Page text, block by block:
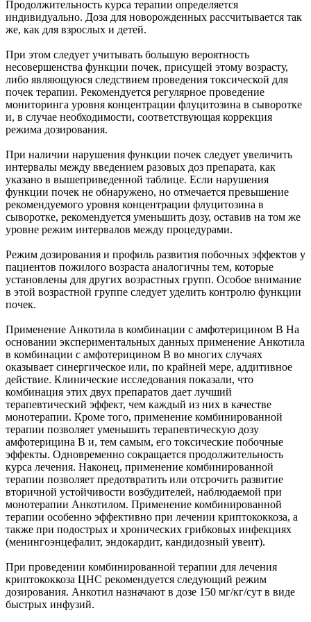
Продолжительность курса терапии определяется
индивидуально. Доза для новорожденных рассчитывается так
же, как для взрослых и детей.
При этом следует учитывать большую вероятность
несовершенства функции почек, присущей этому возрасту,
либо являющуюся следствием проведения токсической для
почек терапии. Рекомендуется регулярное проведение
мониторинга уровня концентрации флуцитозина в сыворотке
и, в случае необходимости, соответствующая коррекция
режима дозирования.
При наличии нарушения функции почек следует увеличить
интервалы между введением разовых доз препарата, как
указано в вышеприведенной таблице. Если нарушения
функции почек не обнаружено, но отмечается превышение
рекомендуемого уровня концентрации флуцитозина в
сыворотке, рекомендуется уменьшить дозу, оставив на том же
уровне режим интервалов между процедурами.
Режим дозирования и профиль развития побочных эффектов у
пациентов пожилого возраста аналогичны тем, которые
установлены для других возрастных групп. Особое внимание
в этой возрастной группе следует уделить контролю функции
почек.
Применение Анкотила в комбинации с амфотерицином В На
основании экспериментальных данных применение Анкотила
в комбинации с амфотерицином В во многих случаях
оказывает синергическое или, по крайней мере, аддитивное
действие. Клинические исследования показали, что
комбинация этих двух препаратов дает лучший
терапевтический эффект, чем каждый из них в качестве
монотерапии. Кроме того, применение комбинированной
терапии позволяет уменьшить терапевтическую дозу
амфотерицина В и, тем самым, его токсические побочные
эффекты. Одновременно сокращается продолжительность
курса лечения. Наконец, применение комбинированной
терапии позволяет предотвратить или отсрочить развитие
вторичной устойчивости возбудителей, наблюдаемой при
монотерапии Анкотилом. Применение комбинированной
терапии особенно эффективно при лечении криптококкоза, а
также при подострых и хронических грибковых инфекциях
(менингоэнцефалит, эндокардит, кандидозный увеит).
При проведении комбинированной терапии для лечения
криптококкоза ЦНС рекомендуется следующий режим
дозирования. Анкотил назначают в дозе 150 мг/кг/сут в виде
быстрых инфузий.